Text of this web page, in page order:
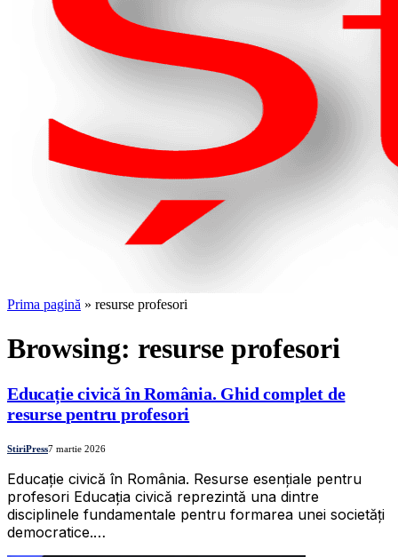
Prima pagină » resurse profesori
Browsing: resurse profesori
Educație civică în România. Ghid complet de
resurse pentru profesori
StiriPress7 martie 2026
Educație civică în România. Resurse esențiale pentru
profesori Educația civică reprezintă una dintre
disciplinele fundamentale pentru formarea unei societăți
democratice.…